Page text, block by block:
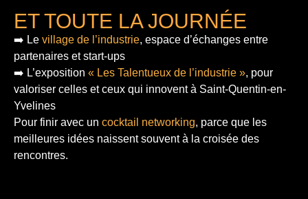
ET TOUTE LA JOURNÉE
➡️ Le village de l’industrie, espace d’échanges entre
partenaires et start-ups
➡️ L’exposition « Les Talentueux de l’industrie », pour
valoriser celles et ceux qui innovent à Saint-Quentin-en-
Yvelines
Pour finir avec un cocktail networking, parce que les
meilleures idées naissent souvent à la croisée des
rencontres.